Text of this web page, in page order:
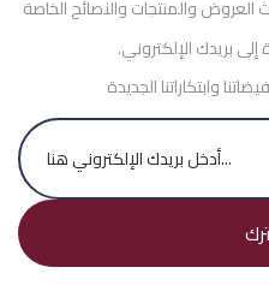
العروض والمنتجات والنصائح الخاصة
إلى بريدك الإلكتروني.
وابتكاراتنا الجديدة